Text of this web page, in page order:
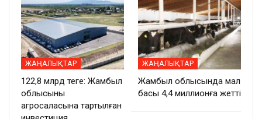
ЖАҢАЛЫҚТАР
122,8 млрд теңге: Жамбыл
облысының
агросаласына тартылған
ЖАҢАЛЫҚТАР
Жамбыл облысында мал
басы 4,4 миллионға жетті